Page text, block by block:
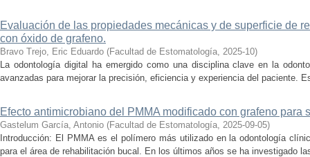
Evaluación de las propiedades mecánicas y de superficie de
con óxido de grafeno.
Bravo Trejo, Eric Eduardo (Facultad de Estomatología, 2025-10)
La odontología digital ha emergido como una disciplina clave en la
avanzadas para mejorar la precisión, eficiencia y experiencia del paciente.
Efecto antimicrobiano del PMMA modificado con grafeno para
Gastelum García, Antonio (Facultad de Estomatología, 2025-09-05)
Introducción: El PMMA es el polímero más utilizado en la odontología
para el área de rehabilitación bucal. En los últimos años se ha investigado